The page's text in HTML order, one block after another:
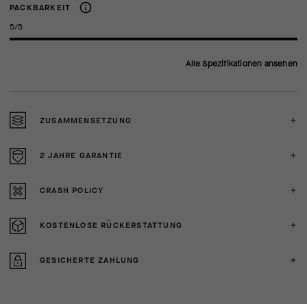
PACKBARKEIT
5/5
Alle Spezifikationen ansehen
ZUSAMMENSETZUNG
2 JAHRE GARANTIE
CRASH POLICY
KOSTENLOSE RÜCKERSTATTUNG
GESICHERTE ZAHLUNG